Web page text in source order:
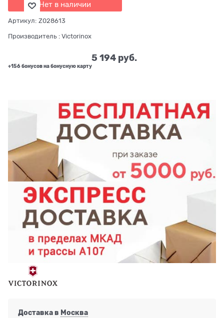
Нет в наличии
Артикул: Z028613
Производитель : Victorinox
5 194 руб.
+156 бонусов на бонусную карту
Доставка в Москва